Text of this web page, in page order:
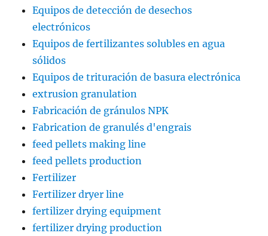
Equipos de detección de desechos
electrónicos
Equipos de fertilizantes solubles en agua
sólidos
Equipos de trituración de basura electrónica
extrusion granulation
Fabricación de gránulos NPK
Fabrication de granulés d'engrais
feed pellets making line
feed pellets production
Fertilizer
Fertilizer dryer line
fertilizer drying equipment
fertilizer drying production